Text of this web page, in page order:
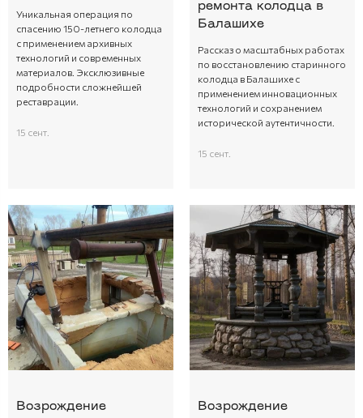
Уникальная операция по
спасению 150-летнего колодца
с применением архивных
технологий и современных
материалов. Эксклюзивные
подробности сложнейшей
реставрации.
15 сент.
ремонта колодца в
Балашихе
Рассказ о масштабных работах
по восстановлению старинного
колодца в Балашихе с
применением инновационных
технологий и сохранением
исторической аутентичности.
15 сент.
Возрождение
Возрождение